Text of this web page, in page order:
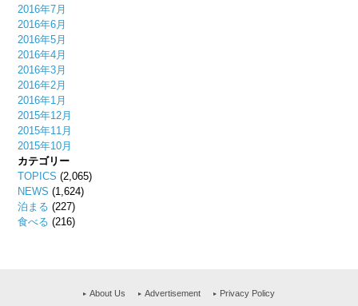
2016年7月
2016年6月
2016年5月
2016年4月
2016年3月
2016年2月
2016年1月
2015年12月
2015年11月
2015年10月
カテゴリー
TOPICS (2,065)
NEWS (1,624)
泊まる (227)
食べる (216)
About Us Advertisement Privacy Policy